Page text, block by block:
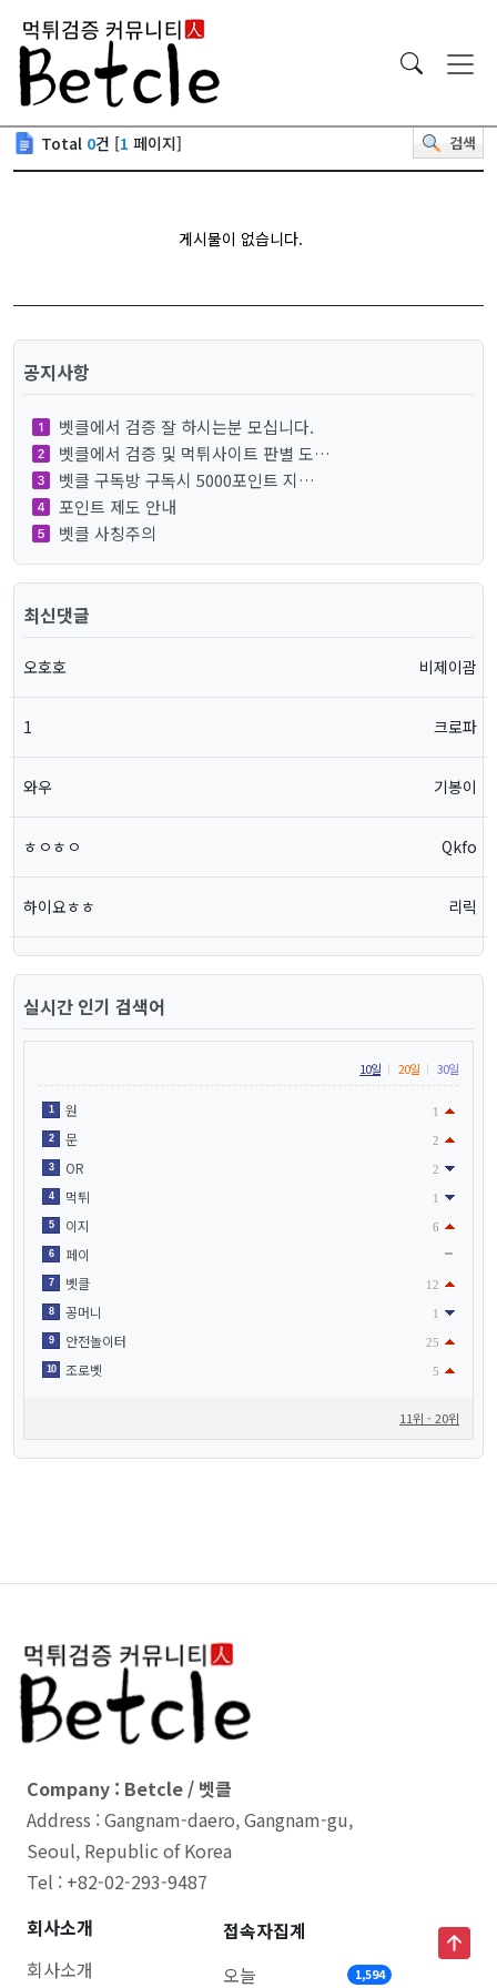
Total 0건 [1 페이지] 검색
게시물이 없습니다.
공지사항
벳클에서 검증 잘 하시는분 모십니다.
벳클에서 검증 및 먹튀사이트 판별 도…
벳클 구독방 구독시 5000포인트 지…
포인트 제도 안내
벳클 사칭주의
최신댓글
오호호 비제이괌
1 크로파
와우 기봉이
ㅎㅇㅎㅇ Qkfo
하이요ㅎㅎ 리릭
실시간 인기 검색어
10일 20일 30일
1 원 1
2 문 2
3 OR 2
4 먹튀 1
5 이지 6
6 페이
7 벳클 12
8 꽁머니 1
9 안전놀이터 25
10 조로벳 5
11위 - 20위
Company : Betcle / 벳클
Address : Gangnam-daero, Gangnam-gu,
Seoul, Republic of Korea
Tel : +82-02-293-9487
회사소개
회사소개
접속자집계
오늘
1,594